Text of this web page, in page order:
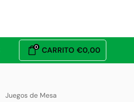
0 CARRITO €0,00
Juegos de Mesa